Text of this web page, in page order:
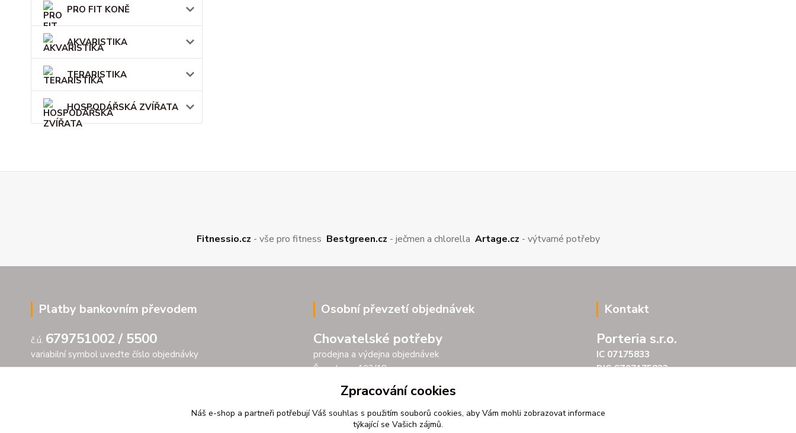
PRO FIT KONĚ
AKVARISTIKA
TERARISTIKA
HOSPODÁŘSKÁ ZVÍŘATA
Fitnessio.cz - vše pro fitness Bestgreen.cz - ječmen a chlorella Artage.cz - výtvarné potřeby
Platby bankovním převodem
č.ú. 679751002 / 5500
variabilní symbol uveďte číslo objednávky
Osobní převzetí objednávek
Chovatelské potřeby
prodejna a výdejna objednávek
Šarochova 103/18
25001 Brandýs nad Labem
Po - Pá 9.00 - 17.00
So 9.00 - 11.30
Kontakt
Porteria s.r.o.
IC 07175833
DIC CZ07175833
tel. +420 604272889
Zpracování cookies
Náš e-shop a partneři potřebují Váš souhlas s použitím souborů cookies, aby Vám mohli zobrazovat informace
týkající se Vašich zájmů.